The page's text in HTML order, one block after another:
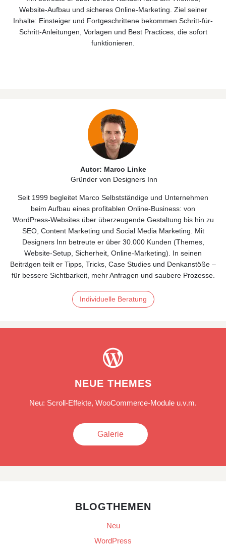
Website‑Aufbau und sicheres Online‑Marketing. Ziel seiner
Inhalte: Einsteiger und Fortgeschrittene bekommen Schritt-für-
Schritt-Anleitungen, Vorlagen und Best Practices, die sofort
funktionieren.
Autor: Marco Linke
Gründer von Designers Inn
Seit 1999 begleitet Marco Selbstständige und Unternehmen
beim Aufbau eines profitablen Online‑Business: von
WordPress‑Websites über überzeugende Gestaltung bis hin zu
SEO, Content Marketing und Social Media Marketing. Mit
Designers Inn betreute er über 30.000 Kunden (Themes,
Website‑Setup, Sicherheit, Online‑Marketing). In seinen
Beiträgen teilt er Tipps, Tricks, Case Studies und Denkanstöße –
für bessere Sichtbarkeit, mehr Anfragen und saubere Prozesse.
Individuelle Beratung

NEUE THEMES
Neu: Scroll-Effekte, WooCommerce-Module u.v.m.
Galerie
BLOGTHEMEN
Neu
WordPress